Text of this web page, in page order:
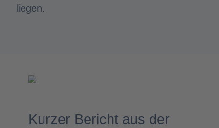
liegen.
Kurzer Bericht aus der